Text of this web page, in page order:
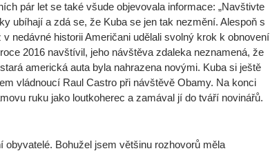
pár let se také všude objevovala informace: „Navštivte
ubíhají a zdá se, že Kuba se jen tak nezmění. Alespoň s
nedávné historii Američani udělali svolný krok k obnovení
2016 navštívil, jeho návštěva zdaleka neznamená, že
americká auta byla nahrazena novými. Kuba si ještě
vládnoucí Raul Castro při návštěvě Obamy. Na konci
ruku jako loutkoherec a zamával jí do tváří novinářů.
Bohužel jsem většinu rozhovorů měla